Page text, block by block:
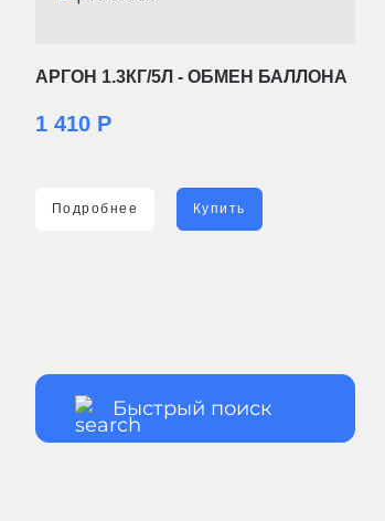
АРГОН 1.3КГ/5Л - ОБМЕН БАЛЛОНА
1 410 Р
Подробнее Купить